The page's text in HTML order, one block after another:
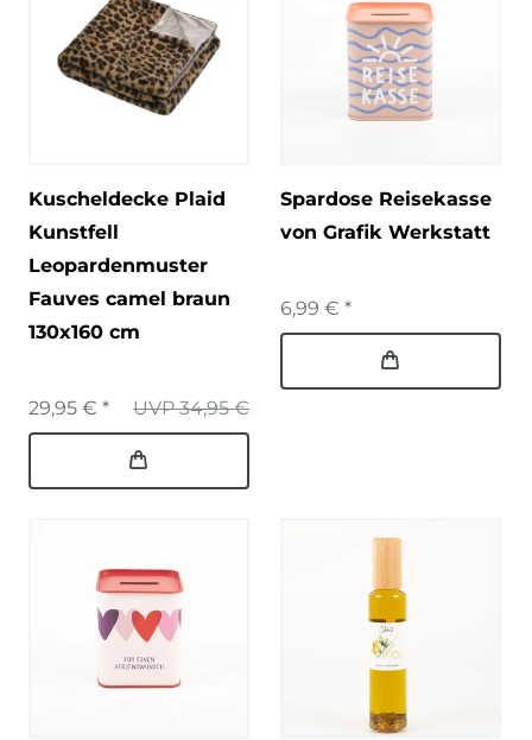
Kuscheldecke Plaid
Kunstfell
Leopardenmuster
Fauves camel braun
130x160 cm
UVP 34,95 €
29,95 € *
Spardose Reisekasse
von Grafik Werkstatt
6,99 € *